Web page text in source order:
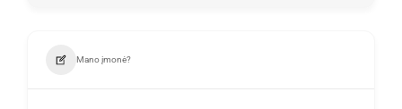
Mano įmonė?